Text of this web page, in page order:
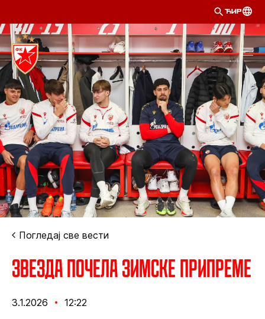
ЋИР
Погледај све вести
Звезда почела зимске припреме
3.1.2026 12:22